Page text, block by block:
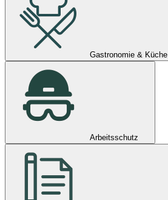
Gastronomie & Küche
Arbeitsschutz